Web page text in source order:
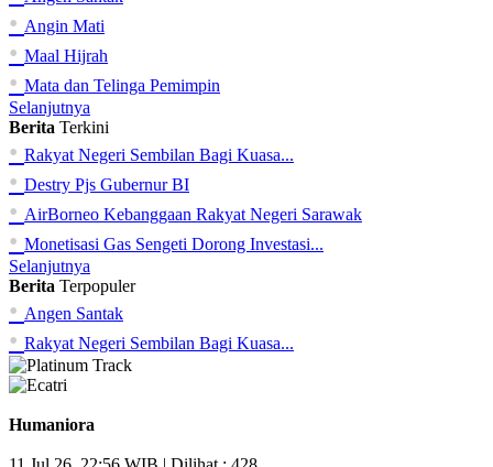
• Angin Mati
• Maal Hijrah
• Mata dan Telinga Pemimpin
Selanjutnya
Berita Terkini
• Rakyat Negeri Sembilan Bagi Kuasa...
• Destry Pjs Gubernur BI
• AirBorneo Kebanggaan Rakyat Negeri Sarawak
• Monetisasi Gas Sengeti Dorong Investasi...
Selanjutnya
Berita Terpopuler
• Angen Santak
• Rakyat Negeri Sembilan Bagi Kuasa...
Humaniora